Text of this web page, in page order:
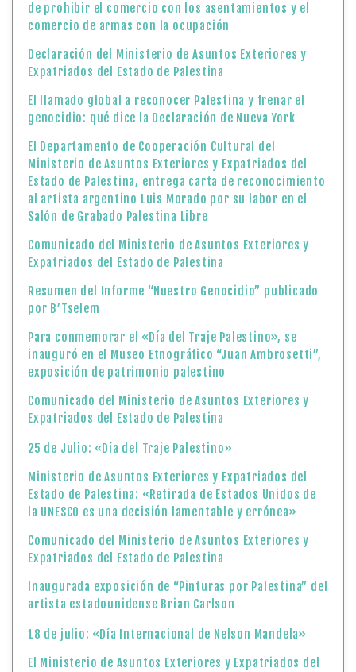
de prohibir el comercio con los asentamientos y el
comercio de armas con la ocupación
Declaración del Ministerio de Asuntos Exteriores y
Expatriados del Estado de Palestina
El llamado global a reconocer Palestina y frenar el
genocidio: qué dice la Declaración de Nueva York
El Departamento de Cooperación Cultural del
Ministerio de Asuntos Exteriores y Expatriados del
Estado de Palestina, entrega carta de reconocimiento
al artista argentino Luis Morado por su labor en el
Salón de Grabado Palestina Libre
Comunicado del Ministerio de Asuntos Exteriores y
Expatriados del Estado de Palestina
Resumen del Informe “Nuestro Genocidio” publicado
por B’Tselem
Para conmemorar el «Día del Traje Palestino», se
inauguró en el Museo Etnográfico “Juan Ambrosetti”,
exposición de patrimonio palestino
Comunicado del Ministerio de Asuntos Exteriores y
Expatriados del Estado de Palestina
25 de Julio: «Día del Traje Palestino»
Ministerio de Asuntos Exteriores y Expatriados del
Estado de Palestina: «Retirada de Estados Unidos de
la UNESCO es una decisión lamentable y errónea»
Comunicado del Ministerio de Asuntos Exteriores y
Expatriados del Estado de Palestina
Inaugurada exposición de “Pinturas por Palestina” del
artista estadounidense Brian Carlson
18 de julio: «Día Internacional de Nelson Mandela»
El Ministerio de Asuntos Exteriores y Expatriados del